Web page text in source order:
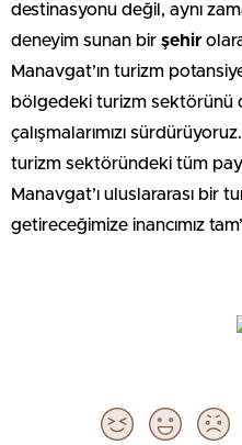
destinasyonu değil, aynı
deneyim sunan bir şehir
Manavgat’ın turizm
bölgedeki turizm sektörünü
çalışmalarımızı
turizm sektöründeki tüm
Manavgat’ı uluslararası bir
getireceğimize inancımız